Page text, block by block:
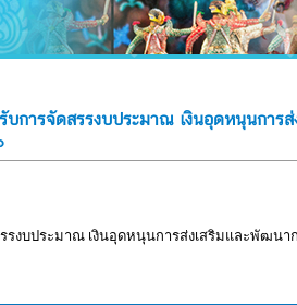
การจัดสรรงบประมาณ เงินอุดหนุนการ
งบประมาณ เงินอุดหนุนการส่งเสริมและพัฒน